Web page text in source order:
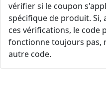
vérifier si le coupon
spécifique de produit. Si,
ces vérifications, le code
fonctionne toujours pas,
autre code.